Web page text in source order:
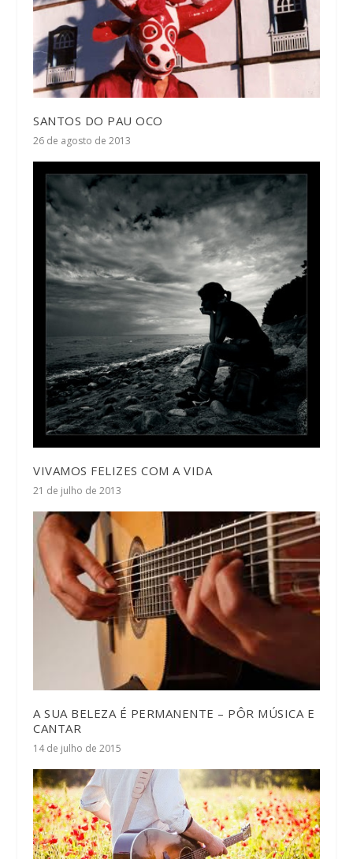
SANTOS DO PAU OCO
26 de agosto de 2013
VIVAMOS FELIZES COM A VIDA
21 de julho de 2013
A SUA BELEZA É PERMANENTE – PÔR MÚSICA E
CANTAR
14 de julho de 2015